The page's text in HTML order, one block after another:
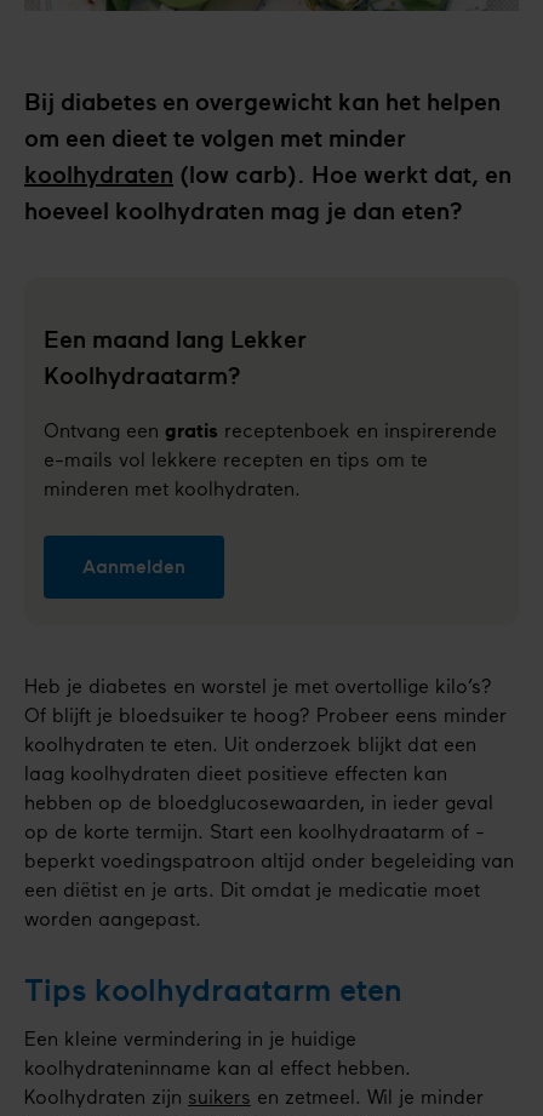
Bij diabetes en overgewicht kan het helpen
om een dieet te volgen met minder
koolhydraten (low carb). Hoe werkt dat, en
hoeveel koolhydraten mag je dan eten?
Een maand lang Lekker
Koolhydraatarm?
Ontvang een gratis receptenboek en inspirerende
e-mails vol lekkere recepten en tips om te
minderen met koolhydraten.
Aanmelden
Heb je diabetes en worstel je met overtollige kilo’s?
Of blijft je bloedsuiker te hoog? Probeer eens minder
koolhydraten te eten. Uit onderzoek blijkt dat een
laag koolhydraten dieet positieve effecten kan
hebben op de bloedglucosewaarden, in ieder geval
op de korte termijn. Start een koolhydraatarm of -
beperkt voedingspatroon altijd onder begeleiding van
een diëtist en je arts. Dit omdat je medicatie moet
worden aangepast.
Tips koolhydraatarm eten
Een kleine vermindering in je huidige
koolhydrateninname kan al effect hebben.
Koolhydraten zijn suikers en zetmeel. Wil je minder